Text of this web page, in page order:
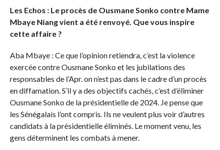
Les Echos : Le procès de Ousmane Sonko contre Mame
Mbaye Niang vient a été renvoyé. Que vous inspire
cette affaire ?
Aba Mbaye : Ce que l’opinion retiendra, c’est la violence
exercée contre Ousmane Sonko et les jubilations des
responsables de l’Apr. on n’est pas dans le cadre d’un procès
en diffamation. S’il y a des objectifs cachés, c’est d’éliminer
Ousmane Sonko de la présidentielle de 2024. Je pense que
les Sénégalais l’ont compris. Ils ne veulent plus voir d’autres
candidats à la présidentielle éliminés. Le moment venu, les
gens déterminent les combats à mener.